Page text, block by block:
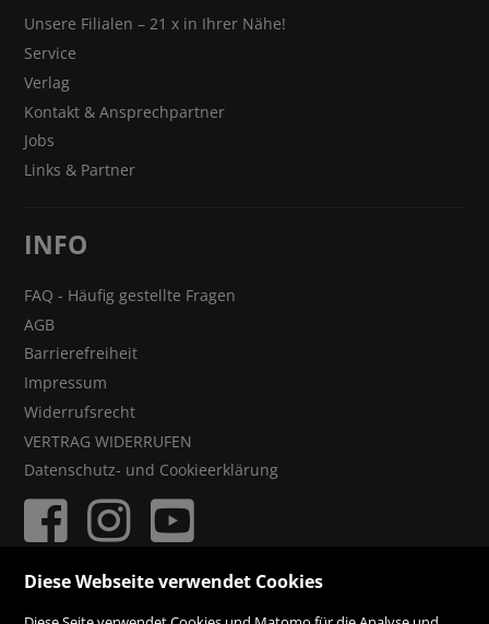
Unsere Filialen – 21 x in Ihrer Nähe!
Service
Verlag
Kontakt & Ansprechpartner
Jobs
Links & Partner
INFO
FAQ - Häufig gestellte Fragen
AGB
Barrierefreiheit
Impressum
Widerrufsrecht
VERTRAG WIDERRUFEN
Datenschutz- und Cookieerklärung
Diese Webseite verwendet Cookies